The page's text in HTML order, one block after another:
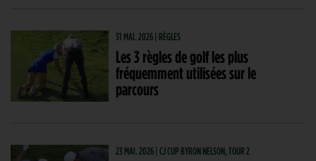
31 MAI. 2026 | RÈGLES
Les 3 règles de golf les plus
fréquemment utilisées sur le
parcours
23 MAI. 2026 | CJ CUP BYRON NELSON, TOUR 2